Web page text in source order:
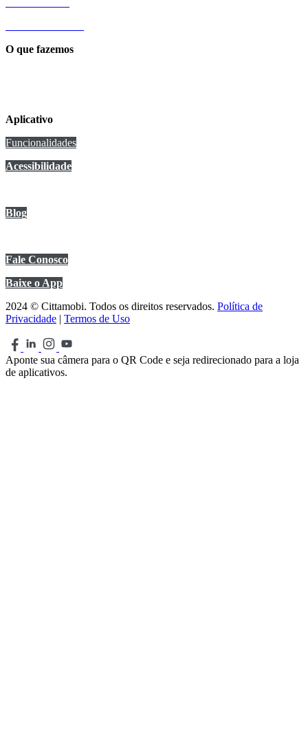
O que fazemos
Aplicativo
Funcionalidades
Acessibilidade
Blog
Fale Conosco
Baixe o App
2024 © Cittamobi. Todos os direitos reservados. Política de
Privacidade | Termos de Uso
Aponte sua câmera para o QR Code e seja redirecionado para a loja
de aplicativos.